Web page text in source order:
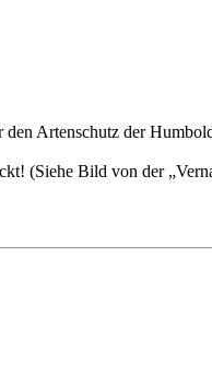
Artenschutz der
(Siehe Bild von der